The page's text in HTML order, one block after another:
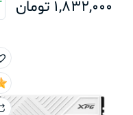
1,832,000 تومان